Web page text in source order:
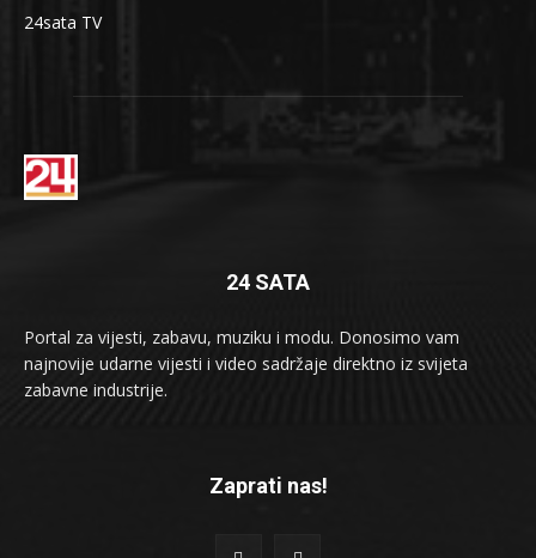
24sata TV
24 SATA
Portal za vijesti, zabavu, muziku i modu. Donosimo vam
najnovije udarne vijesti i video sadržaje direktno iz svijeta
zabavne industrije.
Zaprati nas!